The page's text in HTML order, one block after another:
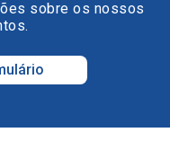
sobre os nossos